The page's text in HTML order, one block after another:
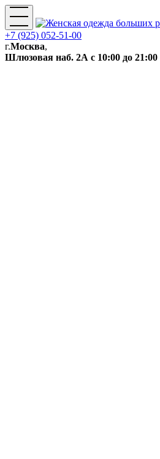
+7 (925) 052-51-00
г.Москва,
Шлюзовая наб. 2А с 10:00 до 21:00